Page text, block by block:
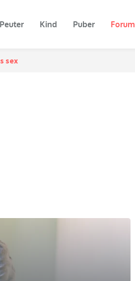
Peuter Kind Puber Forum
sex